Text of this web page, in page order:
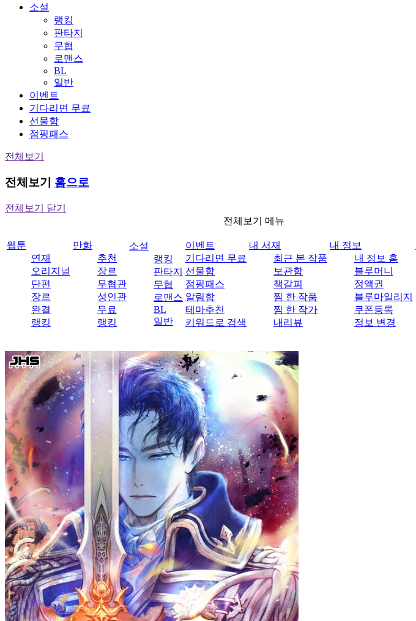
소설
랭킹
판타지
무협
로맨스
BL
일반
이벤트
기다리면 무료
선물함
점핑패스
전체보기
전체보기 홈으로
전체보기 닫기
전체보기 메뉴
웹툰
연재
오리지널
단편
장르
완결
랭킹
만화
추천
장르
무협관
성인관
무료
랭킹
소설
랭킹
판타지
무협
로맨스
BL
일반
이벤트
기다리면 무료
선물함
점핑패스
알림함
테마추천
키워드로 검색
내 서재
최근 본 작품
보관함
책갈피
찜 한 작품
찜 한 작가
내리뷰
내 정보
내 정보 홈
블루머니
정액권
블루마일리지
쿠폰등록
정보 변경